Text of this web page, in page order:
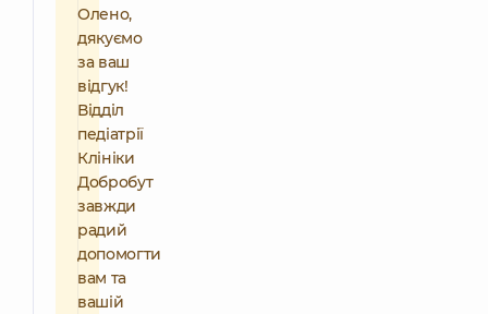
Олено,
дякуємо
за ваш
відгук!
Відділ
педіатрії
Клініки
Добробут
завжди
радий
допомогти
вам та
вашій